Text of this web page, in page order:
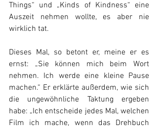
Things“ und „Kinds of Kindness“ eine
Auszeit nehmen wollte, es aber nie
wirklich tat.
Dieses Mal, so betont er, meine er es
ernst: „Sie können mich beim Wort
nehmen. Ich werde eine kleine Pause
machen.“ Er erklärte außerdem, wie sich
die ungewöhnliche Taktung ergeben
habe: „Ich entscheide jedes Mal, welchen
Film ich mache, wenn das Drehbuch